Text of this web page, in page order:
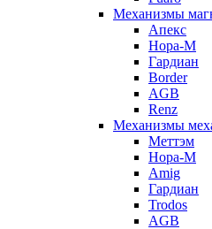
Механизмы
Апекс
Нора-М
Гардиан
Border
AGB
Renz
Механизмы
Меттэм
Нора-М
Amig
Гардиан
Trodos
AGB